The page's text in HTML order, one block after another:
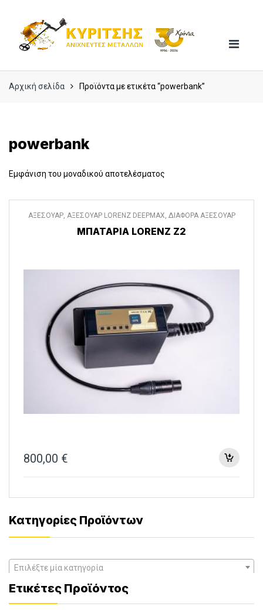
navigation
content
Αρχική σελίδα Προϊόντα με ετικέτα “powerbank”
powerbank
Εμφάνιση του μοναδικού αποτελέσματος
ΑΞΕΣΟΥΑΡ, ΑΞΕΣΟΥΑΡ LORENZ DEEPMAX, ΔΙΑΦΟΡΑ ΑΞΕΣΟΥΑΡ
ΜΠΑΤΑΡΊΑ LORENZ Z2
800,00 €
Κατηγορίες Προϊόντων
Επιλέξτε μία κατηγορία
Ετικέτες Προϊόντος